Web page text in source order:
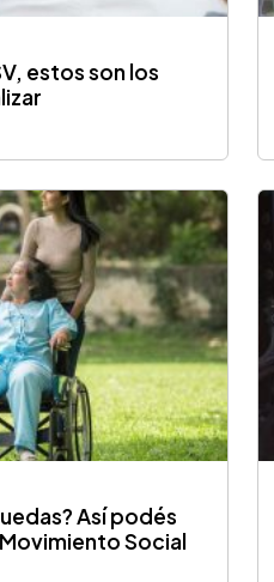
estos son los
Así podés
Social